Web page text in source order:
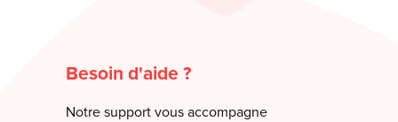
Besoin d'aide ?
Notre support vous accompagne